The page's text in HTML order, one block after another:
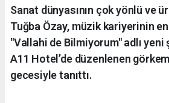
Sanat dünyasının çok yönlü ve
Tuğba Özay, müzik kariyerinin
"Vallahi de Bilmiyorum" adlı yeni
A11 Hotel’de düzenlenen
gecesiyle tanıttı.